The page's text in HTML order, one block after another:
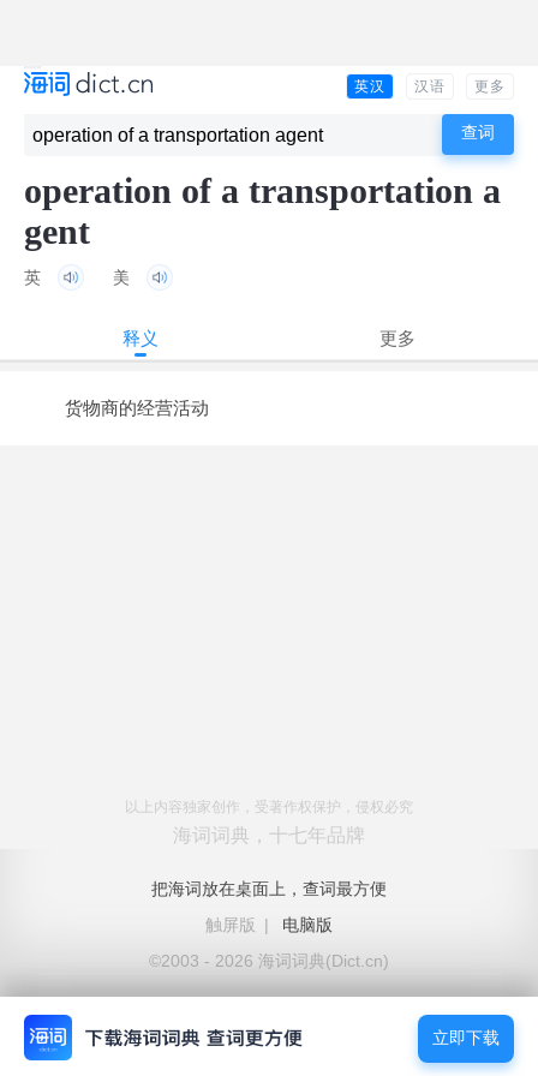
英汉 汉语 更多
operation of a transportation a
gent
英 美
释义 更多
货物商的经营活动
以上内容独家创作，受著作权保护，侵权必究
海词词典，十七年品牌
把海词放在桌面上，查词最方便
触屏版
|
电脑版
©2003 - 2026 海词词典(Dict.cn)
立即下载
立即下载